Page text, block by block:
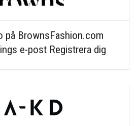
på BrownsFashion.com
e-post Registrera dig